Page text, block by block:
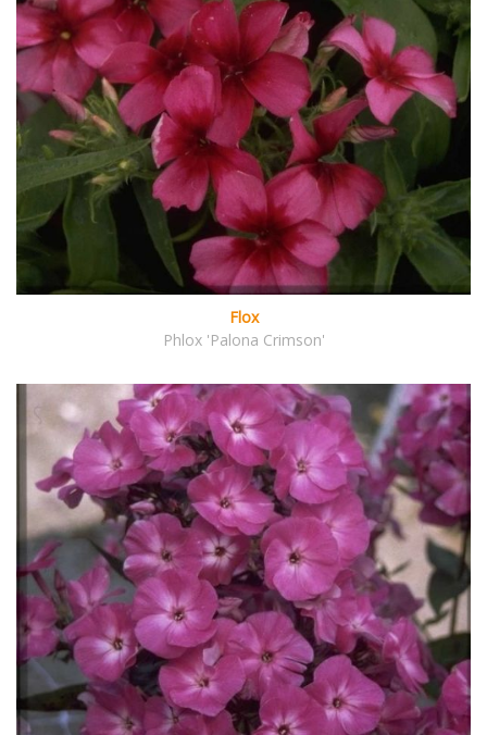
Flox
Phlox 'Palona Crimson'